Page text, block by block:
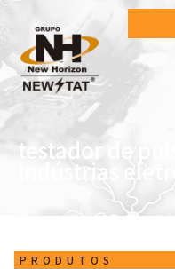
testador de
indústrias
PRODUTOS